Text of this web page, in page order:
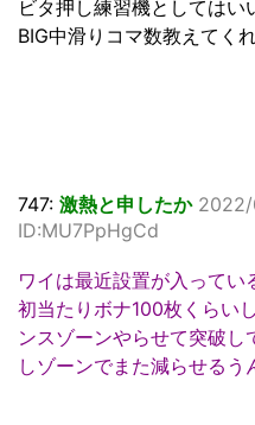
ビタ押し練習機としてはい
BIG中滑りコマ数教えてく
747: 激熱と申したか
ID:MU7PpHgCd
ワイは最近設置が入って
初当たりボナ100枚くらい
ンスゾーンやらせて突破
しゾーンでまた減らせるう